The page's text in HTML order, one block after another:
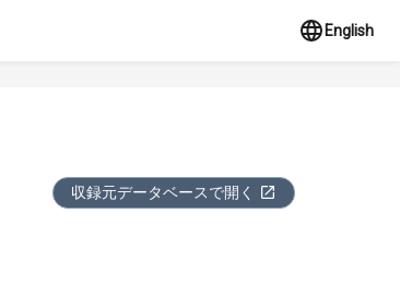
English
収録元データベースで開く